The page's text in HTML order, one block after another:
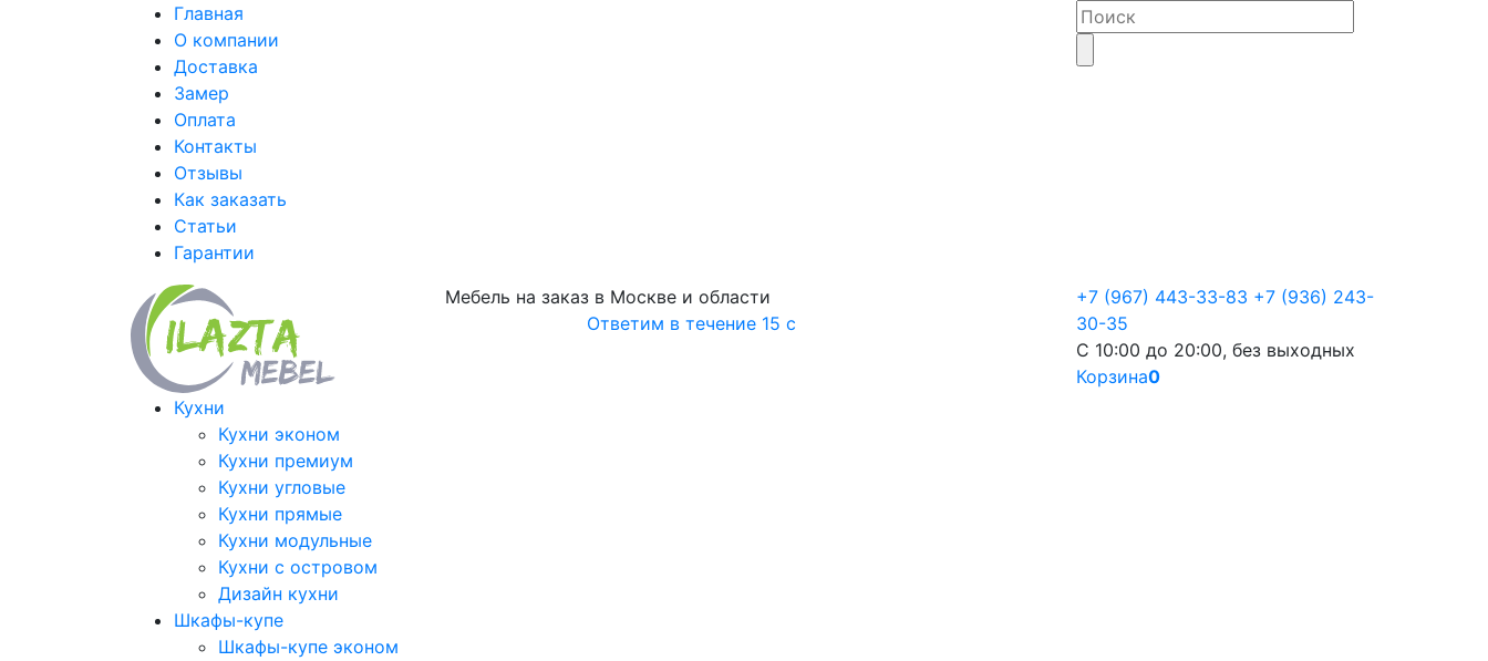
Главная
О компании
Доставка
Замер
Оплата
Контакты
Отзывы
Как заказать
Статьи
Гарантии
Мебель на заказ в Москве и области
Ответим в течение 15 с
+7 (967) 443-33-83 +7 (936) 243-
30-35
С 10:00 до 20:00, без выходных
Корзина0
Кухни
Кухни эконом
Кухни премиум
Кухни угловые
Кухни прямые
Кухни модульные
Кухни с островом
Дизайн кухни
Шкафы-купе
Шкафы-купе эконом